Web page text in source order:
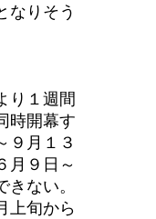
なりそう
り１週間
時開幕す
９月１３
月９日～
ない。
上旬から